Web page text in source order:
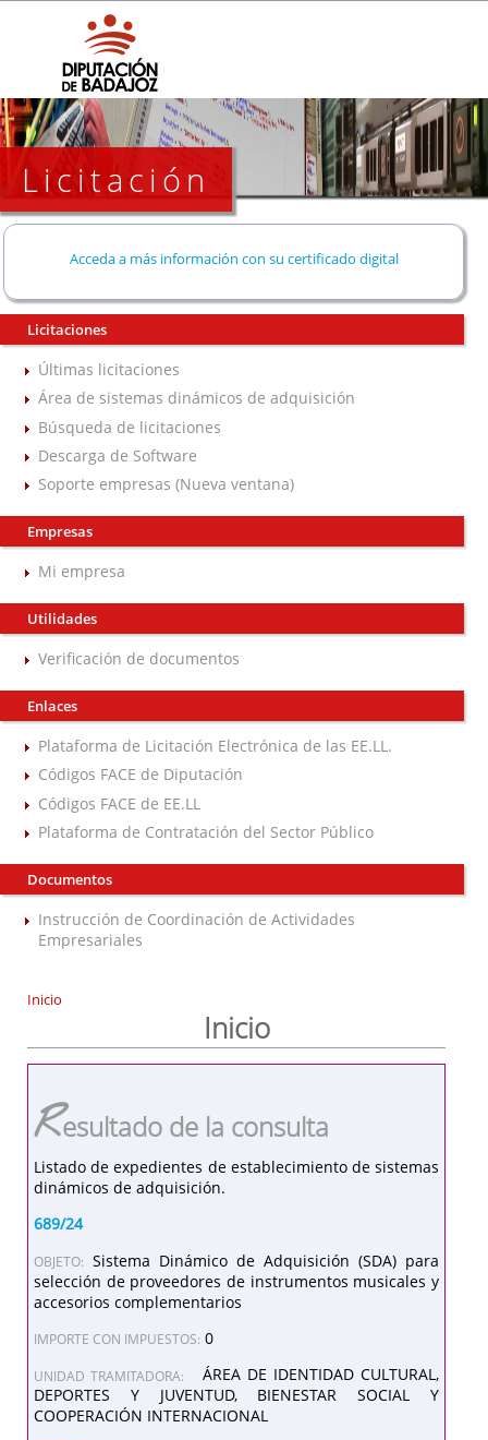
Licitación
Acceda a más información con su certificado digital
Licitaciones
Últimas licitaciones
Área de sistemas dinámicos de adquisición
Búsqueda de licitaciones
Descarga de Software
Soporte empresas (Nueva ventana)
Empresas
Mi empresa
Utilidades
Verificación de documentos
Enlaces
Plataforma de Licitación Electrónica de las EE.LL.
Códigos FACE de Diputación
Códigos FACE de EE.LL
Plataforma de Contratación del Sector Público
Documentos
Instrucción de Coordinación de Actividades
Empresariales
Inicio
Inicio
Resultado de la consulta
Listado de expedientes de establecimiento de sistemas
dinámicos de adquisición.
689/24
OBJETO:
Sistema Dinámico de Adquisición (SDA) para
selección de proveedores de instrumentos musicales y
accesorios complementarios
IMPORTE CON IMPUESTOS: 0
UNIDAD TRAMITADORA:
ÁREA DE IDENTIDAD CULTURAL,
DEPORTES Y JUVENTUD, BIENESTAR SOCIAL Y
COOPERACIÓN INTERNACIONAL